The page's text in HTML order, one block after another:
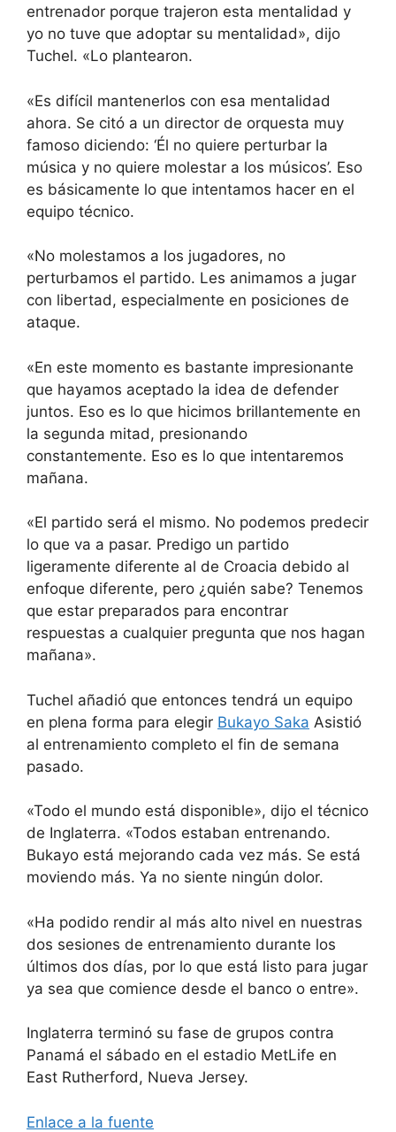
entrenador porque trajeron esta mentalidad y
yo no tuve que adoptar su mentalidad», dijo
Tuchel. «Lo plantearon.
«Es difícil mantenerlos con esa mentalidad
ahora. Se citó a un director de orquesta muy
famoso diciendo: ‘Él no quiere perturbar la
música y no quiere molestar a los músicos’. Eso
es básicamente lo que intentamos hacer en el
equipo técnico.
«No molestamos a los jugadores, no
perturbamos el partido. Les animamos a jugar
con libertad, especialmente en posiciones de
ataque.
«En este momento es bastante impresionante
que hayamos aceptado la idea de defender
juntos. Eso es lo que hicimos brillantemente en
la segunda mitad, presionando
constantemente. Eso es lo que intentaremos
mañana.
«El partido será el mismo. No podemos predecir
lo que va a pasar. Predigo un partido
ligeramente diferente al de Croacia debido al
enfoque diferente, pero ¿quién sabe? Tenemos
que estar preparados para encontrar
respuestas a cualquier pregunta que nos hagan
mañana».
Tuchel añadió que entonces tendrá un equipo
en plena forma para elegir Bukayo Saka Asistió
al entrenamiento completo el fin de semana
pasado.
«Todo el mundo está disponible», dijo el técnico
de Inglaterra. «Todos estaban entrenando.
Bukayo está mejorando cada vez más. Se está
moviendo más. Ya no siente ningún dolor.
«Ha podido rendir al más alto nivel en nuestras
dos sesiones de entrenamiento durante los
últimos dos días, por lo que está listo para jugar
ya sea que comience desde el banco o entre».
Inglaterra terminó su fase de grupos contra
Panamá el sábado en el estadio MetLife en
East Rutherford, Nueva Jersey.
Enlace a la fuente